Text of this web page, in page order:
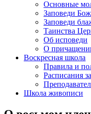
Основные
Заповеди
Заповеди
Таинства
Об исповеди
О
Воскресная школа
Правила и
Расписания
Школа живописи